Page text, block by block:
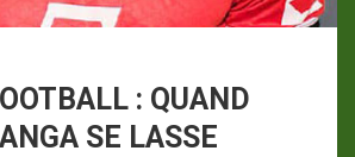
: QUAND
SE LASSE